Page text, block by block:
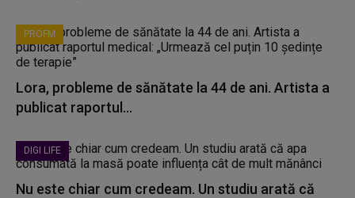
PROFM
Lora, probleme de sănătate la 44 de ani. Artista a
publicat raportul...
DIGI LIFE
Nu este chiar cum credeam. Un studiu arată că